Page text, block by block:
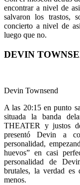
encontrar a nivel de
salvaron los trastos,
concierto a nivel de
luego que no.
DEVIN
Devin Townsend
A las 20:15 en punto
situada la banda
THEATER y justos
presentó Devin a
personalidad,
huevos” en casi
personalidad de
brutales, la verdad es
menos.